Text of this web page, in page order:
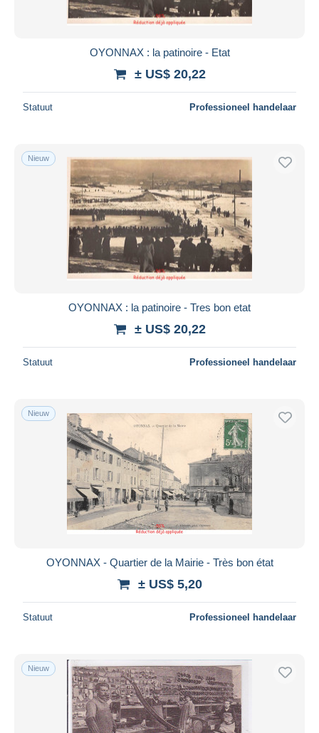
OYONNAX : la patinoire - Etat
± US$ 20,22
Statuut Professioneel handelaar
Nieuw
OYONNAX : la patinoire - Tres bon etat
± US$ 20,22
Statuut Professioneel handelaar
Nieuw
OYONNAX - Quartier de la Mairie - Très bon état
± US$ 5,20
Statuut Professioneel handelaar
Nieuw